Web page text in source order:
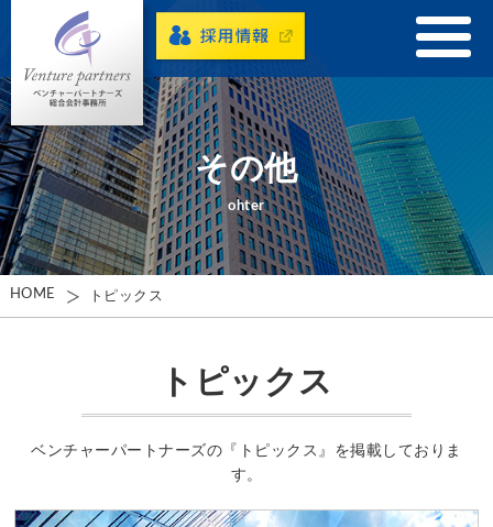
その他
ohter
HOME トピックス
トピックス
ベンチャーパートナーズの『トピックス』を掲載しておりま
す。